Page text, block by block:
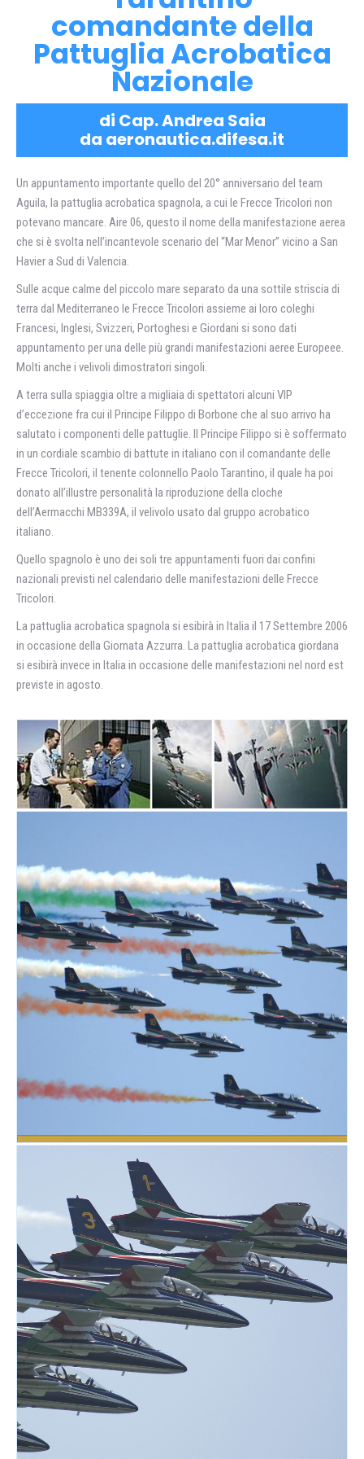
comandante della
Pattuglia Acrobatica
Nazionale
di Cap. Andrea Saia
da aeronautica.difesa.it
Un appuntamento importante quello del 20° anniversario del team
Aguila, la pattuglia acrobatica spagnola, a cui le Frecce Tricolori non
potevano mancare. Aire 06, questo il nome della manifestazione aerea
che si è svolta nell’incantevole scenario del “Mar Menor” vicino a San
Havier a Sud di Valencia.
Sulle acque calme del piccolo mare separato da una sottile striscia di
terra dal Mediterraneo le Frecce Tricolori assieme ai loro coleghi
Francesi, Inglesi, Svizzeri, Portoghesi e Giordani si sono dati
appuntamento per una delle più grandi manifestazioni aeree Europeee.
Molti anche i velivoli dimostratori singoli.
A terra sulla spiaggia oltre a migliaia di spettatori alcuni VIP
d’eccezione fra cui il Principe Filippo di Borbone che al suo arrivo ha
salutato i componenti delle pattuglie. Il Principe Filippo si è soffermato
in un cordiale scambio di battute in italiano con il comandante delle
Frecce Tricolori, il tenente colonnello Paolo Tarantino, il quale ha poi
donato all’illustre personalità la riproduzione della cloche
dell’Aermacchi MB339A, il velivolo usato dal gruppo acrobatico
italiano.
Quello spagnolo è uno dei soli tre appuntamenti fuori dai confini
nazionali previsti nel calendario delle manifestazioni delle Frecce
Tricolori.
La pattuglia acrobatica spagnola si esibirà in Italia il 17 Settembre 2006
in occasione della Giornata Azzurra. La pattuglia acrobatica giordana
si esibirà invece in Italia in occasione delle manifestazioni nel nord est
previste in agosto.